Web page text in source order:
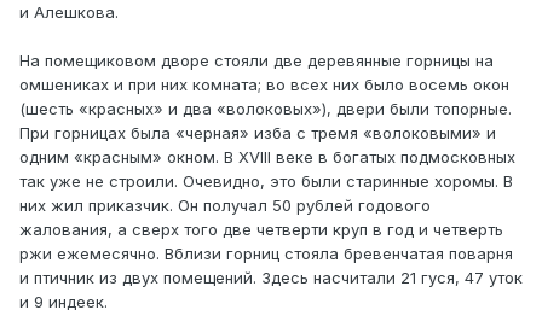
и Алешкова.
На помещиковом дворе стояли две деревянные горницы на
омшениках и при них комната; во всех них было восемь окон
(шесть «красных» и два «волоковых»), двери были топорные.
При горницах была «черная» изба с тремя «волоковыми» и
одним «красным» окном. В XVIII веке в богатых подмосковных
так уже не строили. Очевидно, это были старинные хоромы. В
них жил приказчик. Он получал 50 рублей годового
жалования, а сверх того две четверти круп в год и четверть
ржи ежемесячно. Вблизи горниц стояла бревенчатая поварня
и птичник из двух помещений. Здесь насчитали 21 гуся, 47 уток
и 9 индеек.